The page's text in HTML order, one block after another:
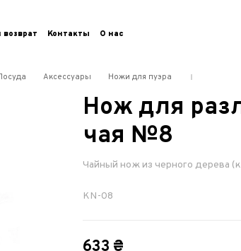
Контакты О нас
Аксессуары Ножи для пуэра
Нож для
чая №8
Чайный нож из черного дерева
KN-08